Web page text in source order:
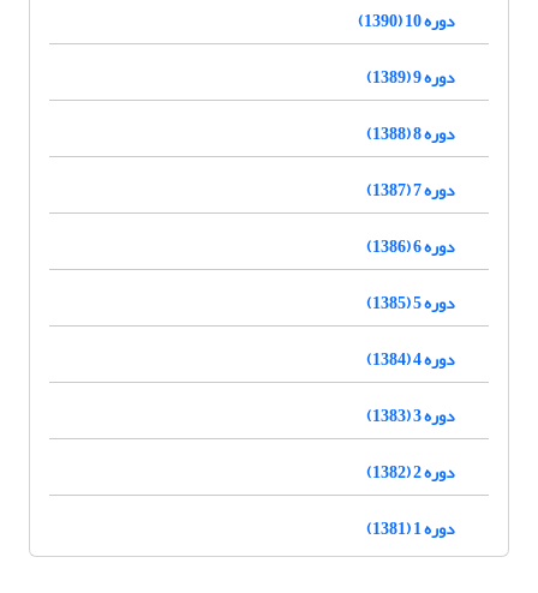
دوره 10 (1390)
دوره 9 (1389)
دوره 8 (1388)
دوره 7 (1387)
دوره 6 (1386)
دوره 5 (1385)
دوره 4 (1384)
دوره 3 (1383)
دوره 2 (1382)
دوره 1 (1381)